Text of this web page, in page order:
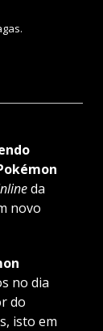
da
novo
no dia
do
isto em